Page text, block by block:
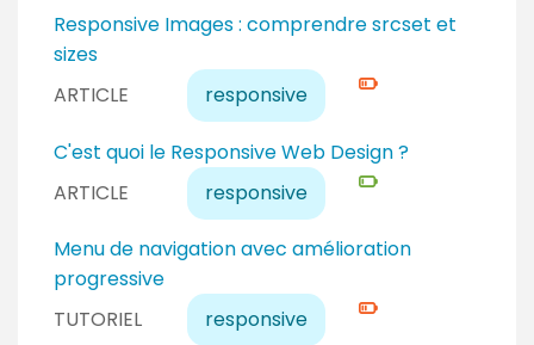
u
t
a
t
a
u
é
u
t
n
t
ARTICLE responsive
Responsive Images : comprendre srcset et
sizes
N
i
v
a
c
n
f
i
ARTICLE responsive
C'est quoi le Responsive Web Design ?
N
e
a
d
TUTORIEL responsive
Menu de navigation avec amélioration
progressive
N
i
v